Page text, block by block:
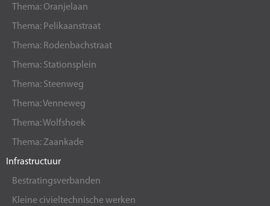
Thema: Oranjelaan
Thema: Pelikaanstraat
Thema: Rodenbachstraat
Thema: Stationsplein
Thema: Steenweg
Thema: Venneweg
Thema: Wolfshoek
Thema: Zaankade
Infrastructuur
Bestratingsverbanden
Kleine civieltechnische werken